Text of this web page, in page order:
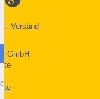
Versand
GmbH